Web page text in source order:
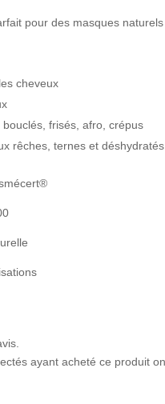
pour des masques
cheveux
frisés, afro, crépus
rêches, ternes et déshydratés
ayant acheté ce produit